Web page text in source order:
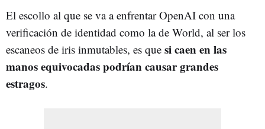
El escollo al que se va a enfrentar OpenAI con una
verificación de identidad como la de World, al ser los
escaneos de iris inmutables, es que si caen en las
manos equivocadas podrían causar grandes
estragos.